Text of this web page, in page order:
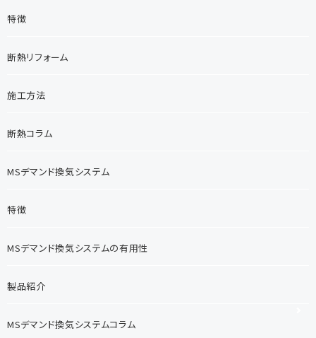
特徴
断熱リフォーム
施工方法
断熱コラム
MSデマンド換気システム
特徴
MSデマンド換気システムの有用性
製品紹介
MSデマンド換気システムコラム